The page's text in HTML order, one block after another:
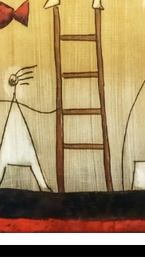
Víctor Pedra
350